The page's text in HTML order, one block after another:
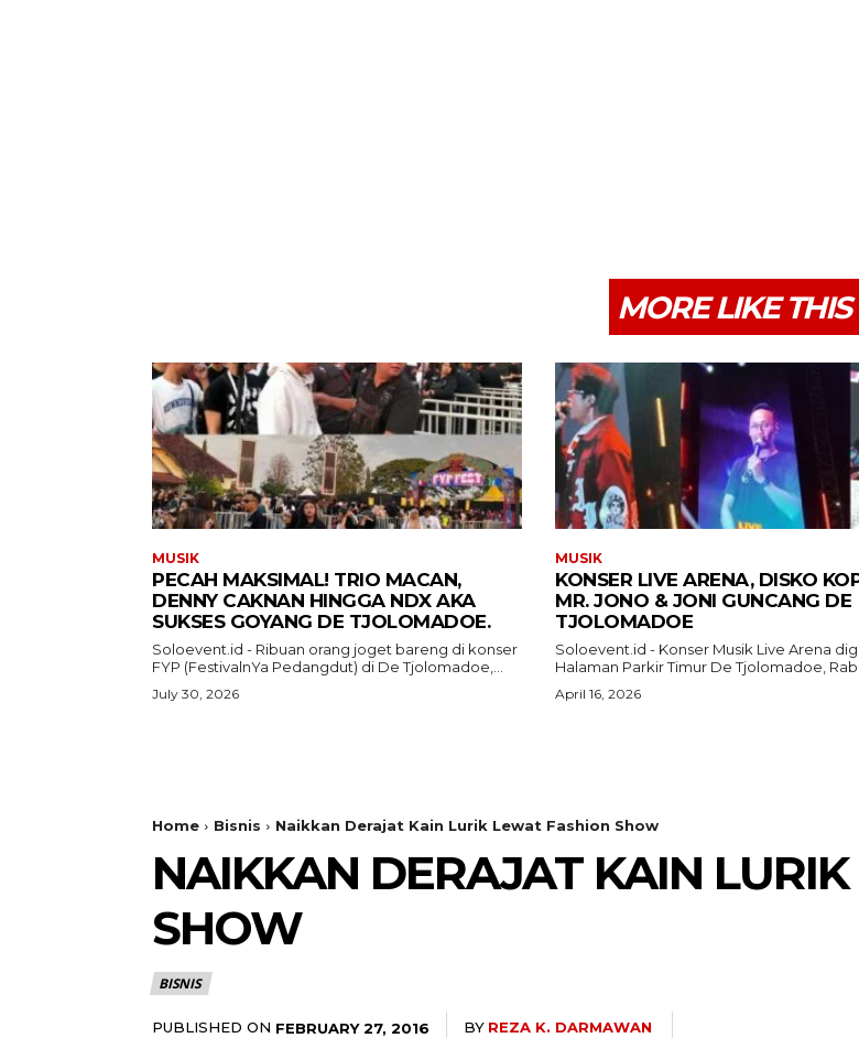
MORE LIKE THIS
MUSIK
PECAH MAKSIMAL! TRIO MACAN,
DENNY CAKNAN HINGGA NDX AKA
SUKSES GOYANG DE TJOLOMADOE.
Soloevent.id - Ribuan orang joget bareng di konser
FYP (FestivalnYa Pedangdut) di De Tjolomadoe,...
July 30, 2026
MUSIK
KONSER LIVE ARENA, DISKO
MR. JONO & JONI GUNCANG DE
TJOLOMADOE
Soloevent.id - Konser Musik Live Arena
Halaman Parkir Timur De Tjolomadoe,
April 16, 2026